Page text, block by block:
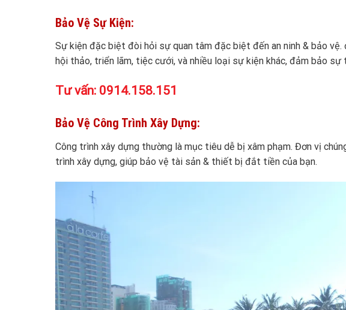
Bảo Vệ Sự Kiện:
Sự kiện đặc biệt đòi hỏi sự quan tâm đặc biệt đến an ninh & bảo
hội thảo, triển lãm, tiệc cưới, và nhiều loại sự kiện khác, đảm bảo
Tư vấn: 0914.158.151
Bảo Vệ Công Trình Xây Dựng:
Công trình xây dựng thường là mục tiêu dễ bị xâm phạm. Đơn vị
trình xây dựng, giúp bảo vệ tài sản & thiết bị đắt tiền của bạn.